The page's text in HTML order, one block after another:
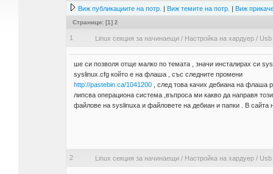
Виж публикациите на потр. | Виж темите на потр. | Виж
Страници: [1] 2
1 Linux секция за начинаещи/ Настройка на хардуер/ Usb
ше си позволя отще малко по темата , значи инсталирах си
syslinux.cfg който е на флаша , със следните промени
http://pastebin.ca/1041200, след това качих дебиана на флаша
липсва операциона система ,въпроса ми какво да направя
файлове на syslinuxa и файловете на дебиан и папки . В сайта
2 Linux секция за начинаещи/ Настройка на хардуер/ Usb